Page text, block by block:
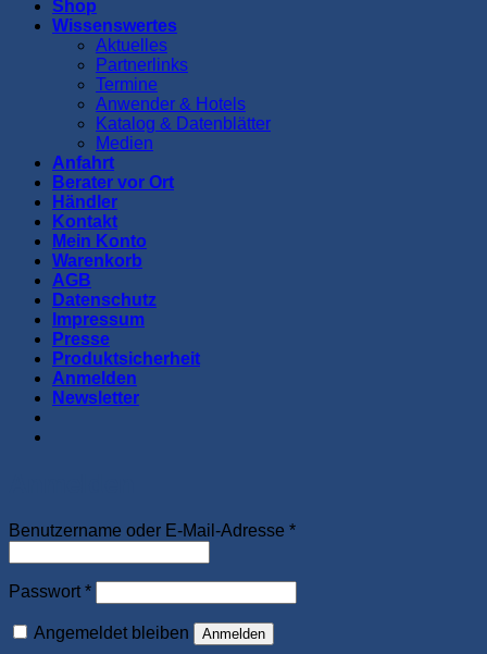
Shop
Wissenswertes
Aktuelles
Partnerlinks
Termine
Anwender & Hotels
Katalog & Datenblätter
Medien
Anfahrt
Berater vor Ort
Händler
Kontakt
Mein Konto
Warenkorb
AGB
Datenschutz
Impressum
Presse
Produktsicherheit
Anmelden
Newsletter
Benutzername oder E-Mail-Adresse *Erforderlich
Passwort *Erforderlich
Angemeldet bleiben Anmelden